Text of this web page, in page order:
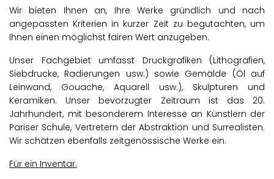
Wir bieten Ihnen an, Ihre Werke gründlich und nach
angepassten Kriterien in kurzer Zeit zu begutachten, um
Ihnen einen möglichst fairen Wert anzugeben.
Unser Fachgebiet umfasst Druckgrafiken (Lithografien,
Siebdrucke, Radierungen usw.) sowie Gemälde (Öl auf
Leinwand, Gouache, Aquarell usw.), Skulpturen und
Keramiken. Unser bevorzugter Zeitraum ist das 20.
Jahrhundert, mit besonderem Interesse an Künstlern der
Pariser Schule, Vertretern der Abstraktion und Surrealisten.
Wir schätzen ebenfalls zeitgenössische Werke ein.
Für ein Inventar.